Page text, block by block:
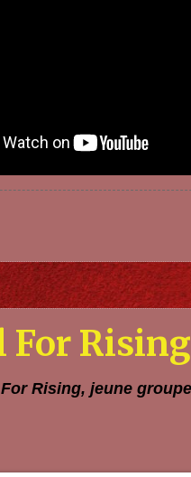
For Rising
Rising, jeune